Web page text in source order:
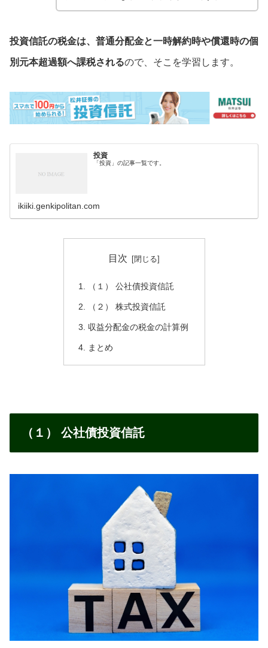
投資信託の税金は、普通分配金と一時解約時や償還時の個
別元本超過額へ課税されるので、そこを学習します。
投資
「投資」の記事一覧です。
ikiiki.genkipolitan.com
目次
（１） 公社債投資信託
（２） 株式投資信託
収益分配金の税金の計算例
まとめ
（１） 公社債投資信託